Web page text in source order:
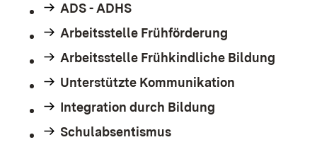
ADS - ADHS
Arbeitsstelle Frühförderung
Arbeitsstelle Frühkindliche Bildung
Unterstützte Kommunikation
Integration durch Bildung
Schulabsentismus